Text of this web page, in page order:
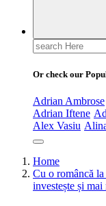
Search
for:
Or check our
Adrian Ambrose
Adrian Iftene
Alex Vasiu
Home
Cu o româncă
investește și